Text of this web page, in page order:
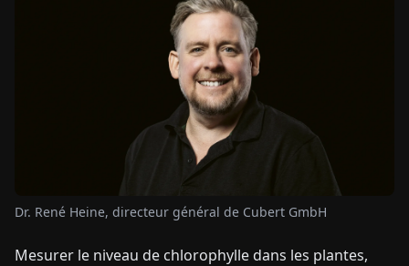
Dr. René Heine, directeur général de Cubert GmbH
Mesurer le niveau de chlorophylle dans les plantes,